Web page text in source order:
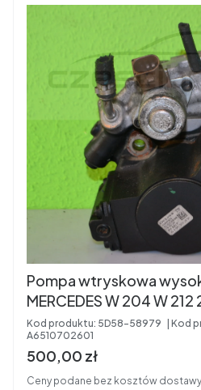
Pompa wtryskowa
MERCEDES W 204 W 212
28447439 A6510702601
Kod produktu: 5D58-58979 Kod
A6510702601
Cena brutto
500,00 zł
Ceny podane bez kosztów dostawy.